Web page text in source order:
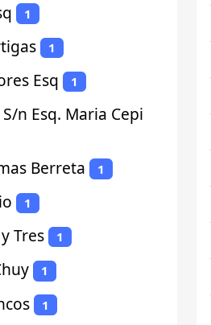
1
1
Esq 1
n Esq. Maria Cepi
Berreta 1
1
Tres 1
1
1